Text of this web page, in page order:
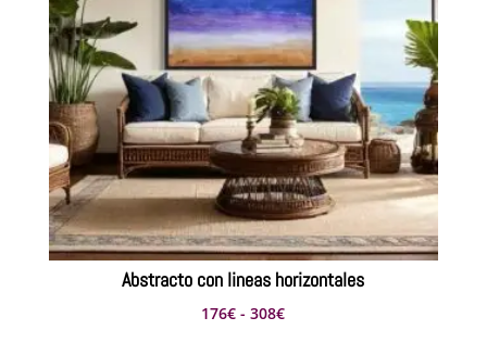
Abstracto con lineas horizontales
176€ - 308€Rango